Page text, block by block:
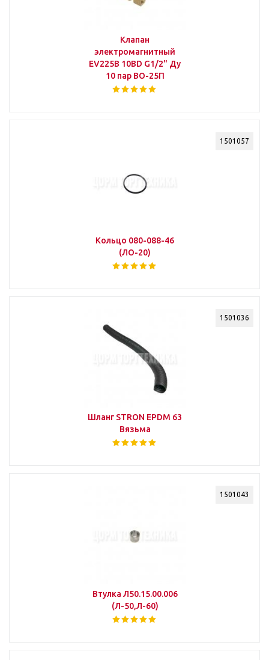
Клапан
электромагнитный
EV225В 10BD G1/2" Ду
10 пар ВО-25П
1501057
Кольцо 080-088-46
(ЛО-20)
1501036
Шланг STRON EPDM 63
Вязьма
1501043
Втулка Л50.15.00.006
(Л-50,Л-60)